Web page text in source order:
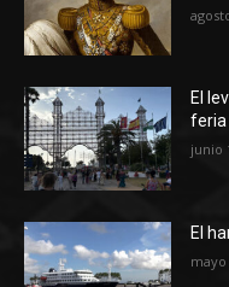
El
feria
junio
El
mayo